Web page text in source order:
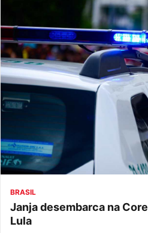
BRASIL
Janja desembarca na
Lula